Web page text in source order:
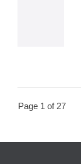
Page 1 of 27